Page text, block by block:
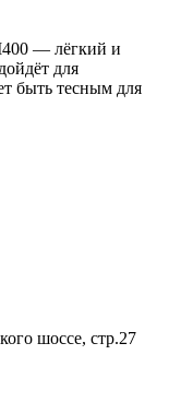
— лёгкий и
для
быть тесным для
шоссе, стр.27